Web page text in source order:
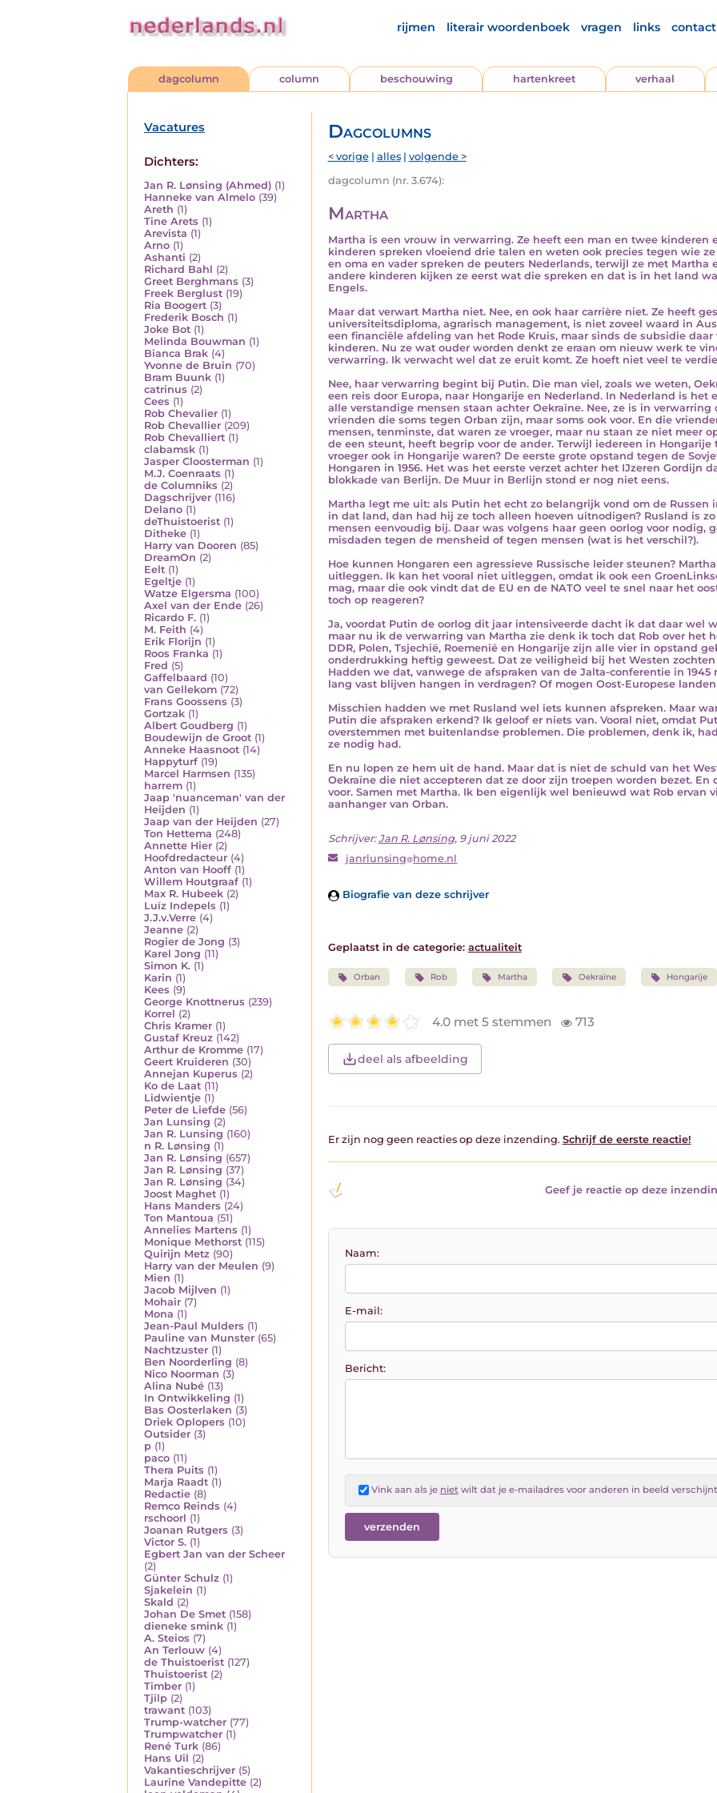
rijmen literair woordenboek vragen links contact
dagcolumn column beschouwing hartenkreet verhaal
Vacatures
Dichters:
Jan R. Lønsing (Ahmed) (1)
Hanneke van Almelo (39)
Areth (1)
Tine Arets (1)
Arevista (1)
Arno (1)
Ashanti (2)
Richard Bahl (2)
Greet Berghmans (3)
Freek Berglust (19)
Ria Boogert (3)
Frederik Bosch (1)
Joke Bot (1)
Melinda Bouwman (1)
Bianca Brak (4)
Yvonne de Bruin (70)
Bram Buunk (1)
catrinus (2)
Cees (1)
Rob Chevalier (1)
Rob Chevallier (209)
Rob Chevalliert (1)
clabamsk (1)
Jasper Cloosterman (1)
M.J. Coenraats (1)
de Columniks (2)
Dagschrijver (116)
Delano (1)
deThuistoerist (1)
Ditheke (1)
Harry van Dooren (85)
DreamOn (2)
Eelt (1)
Egeltje (1)
Watze Elgersma (100)
Axel van der Ende (26)
Ricardo F. (1)
M. Feith (4)
Erik Florijn (1)
Roos Franka (1)
Fred (5)
Gaffelbaard (10)
van Gellekom (72)
Frans Goossens (3)
Gortzak (1)
Albert Goudberg (1)
Boudewijn de Groot (1)
Anneke Haasnoot (14)
Happyturf (19)
Marcel Harmsen (135)
harrem (1)
Jaap 'nuanceman' van der
Heijden (1)
Jaap van der Heijden (27)
Ton Hettema (248)
Annette Hier (2)
Hoofdredacteur (4)
Anton van Hooff (1)
Willem Houtgraaf (1)
Max R. Hubeek (2)
Luíz Indepels (1)
J.J.v.Verre (4)
Jeanne (2)
Rogier de Jong (3)
Karel Jong (11)
Simon K. (1)
Karin (1)
Kees (9)
George Knottnerus (239)
Korrel (2)
Chris Kramer (1)
Gustaf Kreuz (142)
Arthur de Kromme (17)
Geert Kruideren (30)
Annejan Kuperus (2)
Ko de Laat (11)
Lidwientje (1)
Peter de Liefde (56)
Jan Lunsing (2)
Jan R. Lunsing (160)
n R. Lønsing (1)
Jan R. Lønsing (657)
Jan R. Lønsing (37)
Jan R. Lønsing (34)
Joost Maghet (1)
Hans Manders (24)
Ton Mantoua (51)
Annelies Martens (1)
Monique Methorst (115)
Quirijn Metz (90)
Harry van der Meulen (9)
Mien (1)
Jacob Mijlven (1)
Mohair (7)
Mona (1)
Jean-Paul Mulders (1)
Pauline van Munster (65)
Nachtzuster (1)
Ben Noorderling (8)
Nico Noorman (3)
Alina Nubé (13)
In Ontwikkeling (1)
Bas Oosterlaken (3)
Driek Oplopers (10)
Outsider (3)
p (1)
paco (11)
Thera Puits (1)
Marja Raadt (1)
Redactie (8)
Remco Reinds (4)
rschoorl (1)
Joanan Rutgers (3)
Victor S. (1)
Egbert Jan van der Scheer
(2)
Günter Schulz (1)
Sjakelein (1)
Skald (2)
Johan De Smet (158)
dieneke smink (1)
A. Steios (7)
An Terlouw (4)
de Thuistoerist (127)
Thuistoerist (2)
Timber (1)
Tjilp (2)
trawant (103)
Trump-watcher (77)
Trumpwatcher (1)
René Turk (86)
Hans Uil (2)
Vakantieschrijver (5)
Laurine Vandepitte (2)
Dagcolumns
< vorige| alles| volgende >
dagcolumn (nr. 3.674):
Martha
Martha is een vrouw in verwarring. Ze heeft een man en twee kinderen
kinderen spreken vloeiend drie talen en weten ook precies tegen wie
en oma en vader spreken de peuters Nederlands, terwijl ze met Martha
andere kinderen kijken ze eerst wat die spreken en dat is in het land
Engels.
Maar dat verwart Martha niet. Nee, en ook haar carrière niet. Ze heeft
universiteitsdiploma, agrarisch management, is niet zoveel waard in
een financiële afdeling van het Rode Kruis, maar sinds de subsidie
kinderen. Nu ze wat ouder worden denkt ze eraan om nieuw werk te
verwarring. Ik verwacht wel dat ze eruit komt. Ze hoeft niet veel te
Nee, haar verwarring begint bij Putin. Die man viel, zoals we weten,
een reis door Europa, naar Hongarije en Nederland. In Nederland is het
alle verstandige mensen staan achter Oekraïne. Nee, ze is in verwarring
vrienden die soms tegen Orban zijn, maar soms ook voor. En die
mensen, tenminste, dat waren ze vroeger, maar nu staan ze niet meer
de een steunt, heeft begrip voor de ander. Terwijl iedereen in
vroeger ook in Hongarije waren? De eerste grote opstand tegen de
Hongaren in 1956. Het was het eerste verzet achter het IJzeren Gordijn
blokkade van Berlijn. De Muur in Berlijn stond er nog niet eens.
Martha legt me uit: als Putin het echt zo belangrijk vond om de Russen
in dat land, dan had hij ze toch alleen hoeven uitnodigen? Rusland is
mensen eenvoudig bij. Daar was volgens haar geen oorlog voor nodig,
misdaden tegen de mensheid of tegen mensen (wat is het verschil?).
Hoe kunnen Hongaren een agressieve Russische leider steunen?
uitleggen. Ik kan het vooral niet uitleggen, omdat ik ook een
mag, maar die ook vindt dat de EU en de NATO veel te snel naar het
toch op reageren?
Ja, voordat Putin de oorlog dit jaar intensiveerde dacht ik dat daar wel
maar nu ik de verwarring van Martha zie denk ik toch dat Rob over het
DDR, Polen, Tsjechië, Roemenië en Hongarije zijn alle vier in opstand
onderdrukking heftig geweest. Dat ze veiligheid bij het Westen
Hadden we dat, vanwege de afspraken van de Jalta-conferentie in
lang vast blijven hangen in verdragen? Of mogen Oost-Europese
Misschien hadden we met Rusland wel iets kunnen afspreken. Maar
Putin die afspraken erkend? Ik geloof er niets van. Vooral niet, omdat
overstemmen met buitenlandse problemen. Die problemen, denk ik,
ze nodig had.
En nu lopen ze hem uit de hand. Maar dat is niet de schuld van het
Oekraïne die niet accepteren dat ze door zijn troepen worden bezet.
voor. Samen met Martha. Ik ben eigenlijk wel benieuwd wat Rob
aanhanger van Orban.
Schrijver:Jan R. Lønsing, 9 juni 2022
janrlunsing home.nl
Biografie van deze schrijver
Geplaatst in de categorie: actualiteit
Orban Rob Martha Oekraïne Hongarije
4.0 met 5 stemmen 713
deel als afbeelding
Er zijn nog geen reacties op deze inzending. Schrijf de eerste reactie!
Geef je reactie op deze
Naam:
E-mail:
Bericht:
Vink aan als je niet wilt dat je e-mailadres voor anderen in beeld verschijnt